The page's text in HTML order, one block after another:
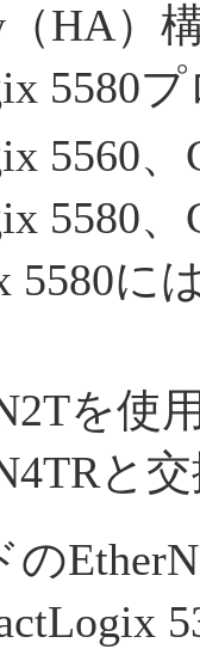
HA）
5580
5560
5580
5580に
を使
と
の